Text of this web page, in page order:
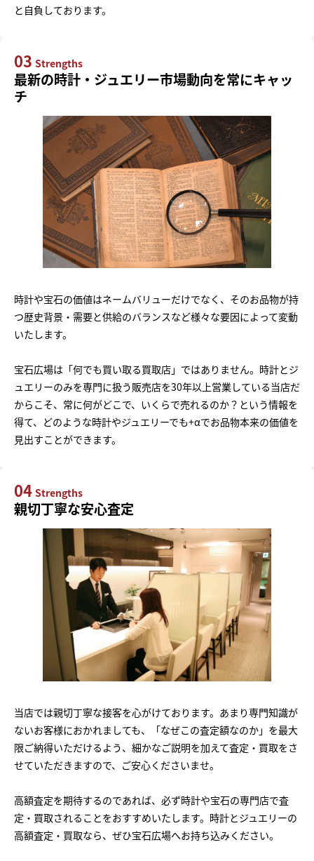
と自負しております。
03 Strengths
最新の時計・ジュエリー市場動向を常にキャッ
チ
時計や宝石の価値はネームバリューだけでなく、そのお品物が持
つ歴史背景・需要と供給のバランスなど様々な要因によって変動
いたします。
宝石広場は「何でも買い取る買取店」ではありません。時計とジ
ュエリーのみを専門に扱う販売店を30年以上営業している当店だ
からこそ、常に何がどこで、いくらで売れるのか？という情報を
得て、どのような時計やジュエリーでも+αでお品物本来の価値を
見出すことができます。
04 Strengths
親切丁寧な安心査定
当店では親切丁寧な接客を心がけております。あまり専門知識が
ないお客様におかれましても、「なぜこの査定額なのか」を最大
限ご納得いただけるよう、細かなご説明を加えて査定・買取をさ
せていただきますので、ご安心くださいませ。
高額査定を期待するのであれば、必ず時計や宝石の専門店で査
定・買取されることをおすすめいたします。時計とジュエリーの
高額査定・買取なら、ぜひ宝石広場へお持ち込みください。